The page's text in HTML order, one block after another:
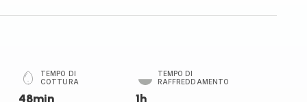
TEMPO DI
COTTURA
48min
TEMPO DI
RAFFREDDAMENTO
1h